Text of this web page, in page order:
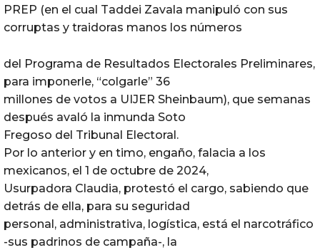
PREP (en el cual Taddei Zavala manipuló con sus
corruptas y traidoras manos los números
del Programa de Resultados Electorales Preliminares,
para imponerle, “colgarle” 36
millones de votos a UIJER Sheinbaum), que semanas
después avaló la inmunda Soto
Fregoso del Tribunal Electoral.
Por lo anterior y en timo, engaño, falacia a los
mexicanos, el 1 de octubre de 2024,
Usurpadora Claudia, protestó el cargo, sabiendo que
detrás de ella, para su seguridad
personal, administrativa, logística, está el narcotráfico
-sus padrinos de campaña-, la